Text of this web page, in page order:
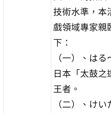
技術水準，本
戲領域專家親
下：
（一）、は
日本「太鼓之
王者。
（二）、け